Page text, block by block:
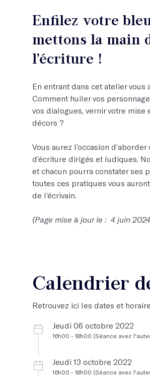
Enfilez votre
mettons la main
l’écriture !
En entrant dans cet atelier vous
Comment huiler vos
vos dialogues, vernir votre mise
décors ?
Vous aurez l’occasion
d’écriture dirigés et ludiques.
et chacun pourra constater ses
toutes ces pratiques vous
de l’écrivain.
(Page mise à jour le : 4 juin
Calendrier
Retrouvez ici les dates et
Jeudi 06 octobre 2022
16h00 - 18h00 (Séance avec
Jeudi 13 octobre 2022
16h00 - 18h00 (Séance avec